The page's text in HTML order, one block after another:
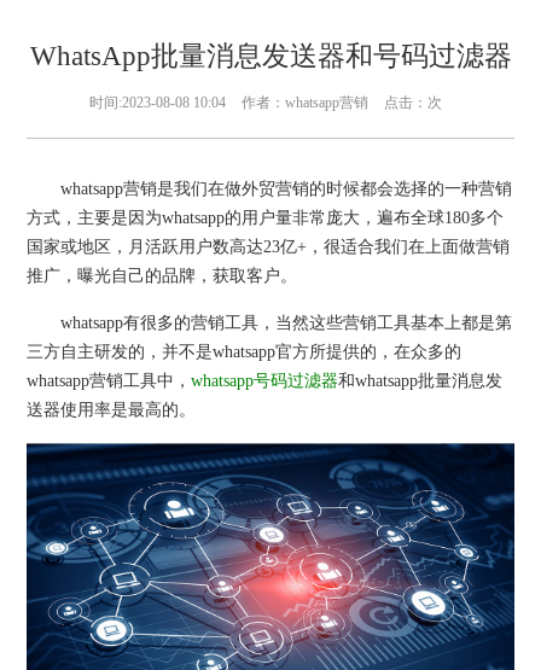
WhatsApp批量消息发送器和号码过滤器
时间:2023-08-08 10:04 作者：whatsapp营销 点击： 次
whatsapp营销是我们在做外贸营销的时候都会选择的一种营销
方式，主要是因为whatsapp的用户量非常庞大，遍布全球180多个
国家或地区，月活跃用户数高达23亿+，很适合我们在上面做营销
推广，曝光自己的品牌，获取客户。
whatsapp有很多的营销工具，当然这些营销工具基本上都是第
三方自主研发的，并不是whatsapp官方所提供的，在众多的
whatsapp营销工具中，whatsapp号码过滤器和whatsapp批量消息发
送器使用率是最高的。